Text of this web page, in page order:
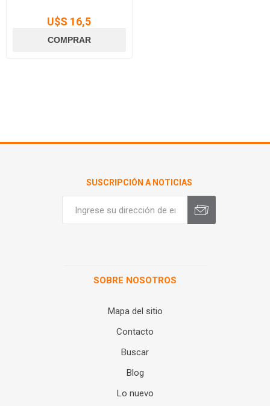
U$S 16,5
SUSCRIPCIÓN A NOTICIAS
SOBRE NOSOTROS
Mapa del sitio
Contacto
Buscar
Blog
Lo nuevo